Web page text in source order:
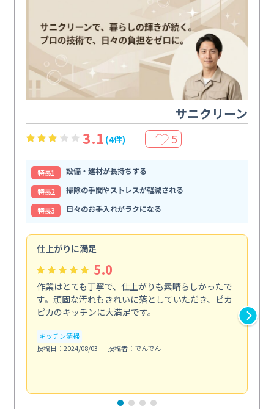
サニクリーン
3.1 (4件) ＋ 5
特⻑1
設備・建材が長持ちする
特⻑2
掃除の手間やストレスが軽減される
特⻑3
日々のお手入れがラクになる
仕上がりに満足
5.0
作業はとても丁寧で、仕上がりも素晴らしかったで
す。頑固な汚れもきれいに落としていただき、ピカ
ピカのキッチンに大満足です。
キッチン清掃
投稿日：2024/08/03
投稿者：でんでん